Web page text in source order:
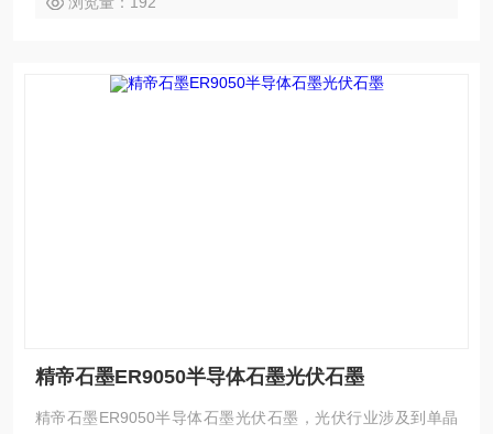
精帝石墨ER9050半导体石墨光伏石墨
精帝石墨ER9050半导体石墨光伏石墨，光伏行业涉及到单晶